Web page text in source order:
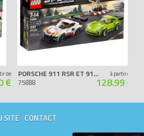
de
€
PORSCHE 911 RSR ET 911 TURBO 3.0
75888
à partir de
128.99 €
SITE CONTACT